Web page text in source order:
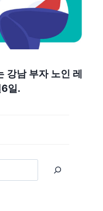
강남 부자 노인 레
일.